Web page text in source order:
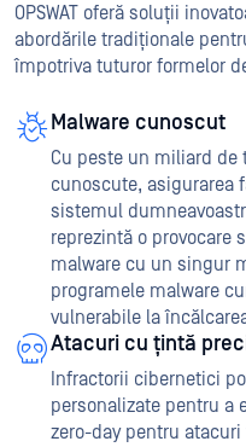
OPSWAT oferă soluții
abordările tradiționale
împotriva tuturor formelor
Malware cunoscut
Cu peste un miliard
cunoscute, asigurarea
sistemul
reprezintă o provocare
malware cu un singur
programele malware
vulnerabile la
Atacuri cu țintă
Infractorii cibernetici
personalizate pentru a
zero-day pentru